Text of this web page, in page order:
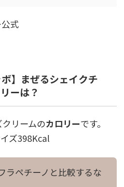
式
】まぜるシェイクチ
ーは？
リームのカロリーです。
ズ398Kcal
ラペチーノと比較するな